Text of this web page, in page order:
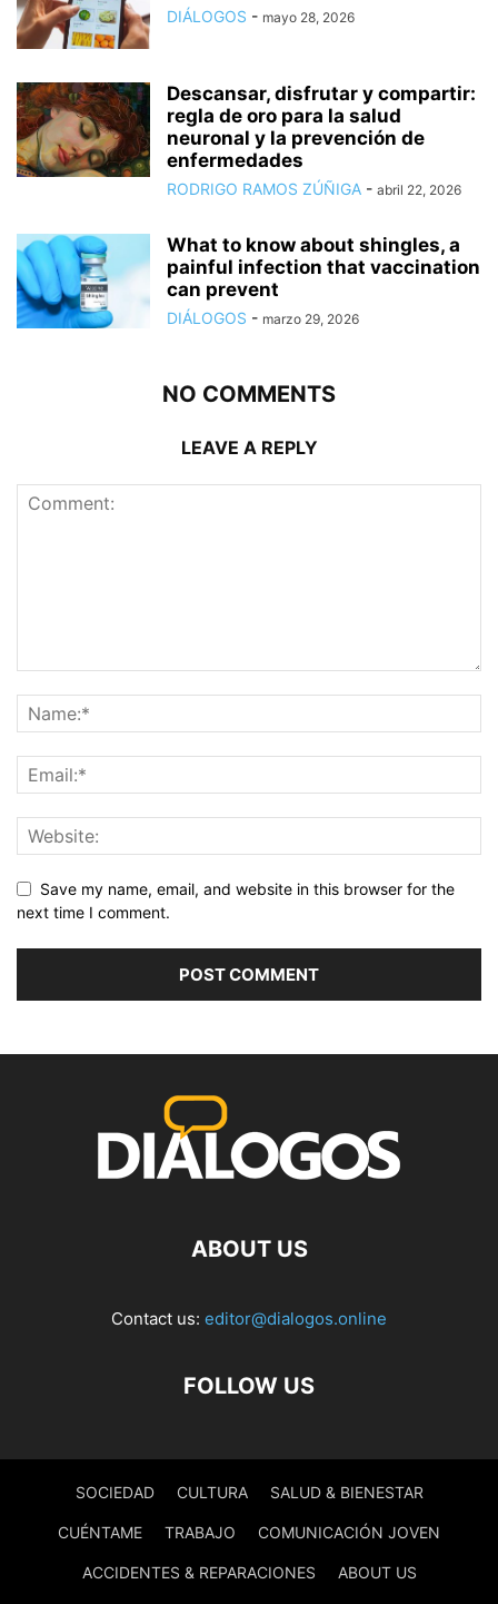
DIÁLOGOS - mayo 28, 2026
Descansar, disfrutar y compartir:
regla de oro para la salud
neuronal y la prevención de
enfermedades
RODRIGO RAMOS ZÚÑIGA - abril 22, 2026
What to know about shingles, a
painful infection that vaccination
can prevent
DIÁLOGOS - marzo 29, 2026
NO COMMENTS
LEAVE A REPLY
Save my name, email, and website in this browser for the
next time I comment.
ABOUT US
Contact us: editor@dialogos.online
FOLLOW US
SOCIEDAD CULTURA SALUD & BIENESTAR
CUÉNTAME TRABAJO COMUNICACIÓN JOVEN
ACCIDENTES & REPARACIONES ABOUT US